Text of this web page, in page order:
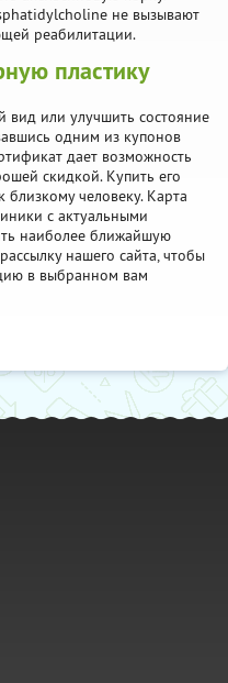
не вызывают
реабилитации.
пластику
вид или улучшить состояние
одним из купонов
дает возможность
скидкой. Купить его
человеку. Карта
с актуальными
наиболее ближайшую
нашего сайта, чтобы
в выбранном вам